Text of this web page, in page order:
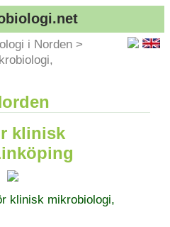
i Norden >
klinisk
klinisk mikrobiologi,